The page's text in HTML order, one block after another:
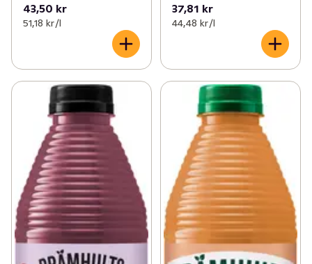
43,50 kr
51,18 kr /l
37,81 kr
44,48 kr /l